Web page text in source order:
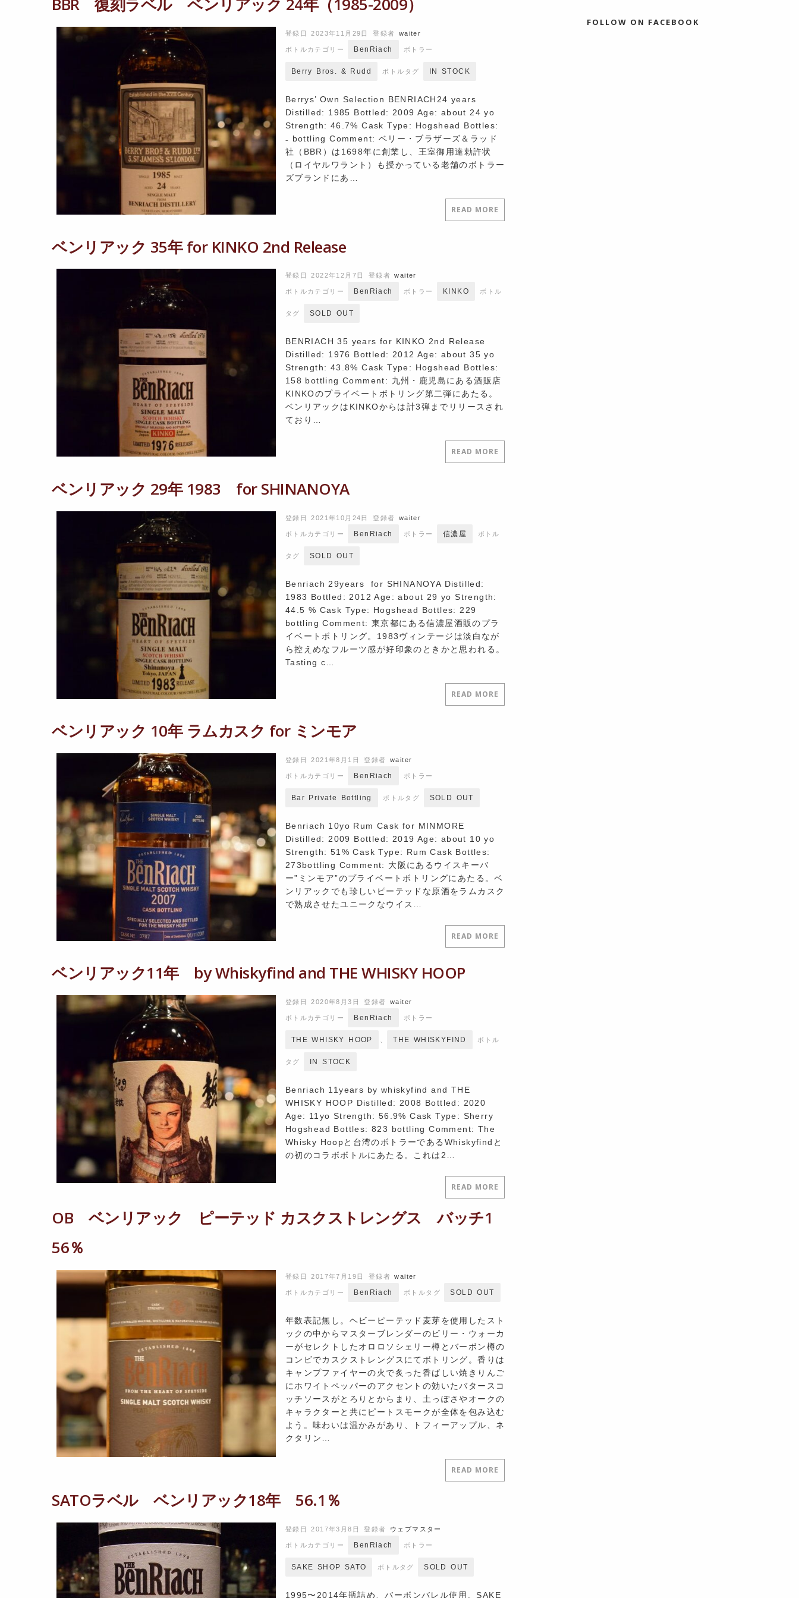
BBR 復刻ラベル ベンリアック 24年（1985-2009）
登録日 2023年11月29日 登録者 waiter
ボトルカテゴリー BenRiach ボトラー
Berry Bros. & Rudd ボトルタグ IN STOCK
Berrys’ Own Selection BENRIACH24 years
Distilled: 1985 Bottled: 2009 Age: about 24 yo
Strength: 46.7% Cask Type: Hogshead Bottles:
₋ bottling Comment: ベリー・ブラザーズ＆ラッド
社（BBR）は1698年に創業し、王室御用達勅許状
（ロイヤルワラント）も授かっている老舗のボトラー
ズブランドにあ…
READ MORE
ベンリアック 35年 for KINKO 2nd Release
登録日 2022年12月7日 登録者waiter
ボトルカテゴリー BenRiach ボトラー KINKO ボトル
タグ SOLD OUT
BENRIACH 35 years for KINKO 2nd Release
Distilled: 1976 Bottled: 2012 Age: about 35 yo
Strength: 43.8% Cask Type: Hogshead Bottles:
158 bottling Comment: 九州・鹿児島にある酒販店
KINKOのプライベートボトリング第二弾にあたる。
ベンリアックはKINKOからは計3弾までリリースされ
ており…
READ MORE
ベンリアック 29年 1983 for SHINANOYA
登録日 2021年10月24日 登録者 waiter
ボトルカテゴリー BenRiach ボトラー 信濃屋 ボトル
タグ SOLD OUT
Benriach 29years for SHINANOYA Distilled:
1983 Bottled: 2012 Age: about 29 yo Strength:
44.5 % Cask Type: Hogshead Bottles: 229
bottling Comment: 東京都にある信濃屋酒販のプラ
イベートボトリング。1983ヴィンテージは淡白なが
ら控えめなフルーツ感が好印象のときかと思われる。
Tasting c…
READ MORE
ベンリアック 10年 ラムカスク for ミンモア
登録日 2021年8月1日 登録者 waiter
ボトルカテゴリー BenRiach ボトラー
Bar Private Bottling ボトルタグ SOLD OUT
Benriach 10yo Rum Cask for MINMORE
Distilled: 2009 Bottled: 2019 Age: about 10 yo
Strength: 51% Cask Type: Rum Cask Bottles:
273bottling Comment: 大阪にあるウイスキーバ
ー”ミンモア”のプライベートボトリングにあたる。ベ
ンリアックでも珍しいピーテッドな原酒をラムカスク
で熟成させたユニークなウイス…
READ MORE
ベンリアック11年 by Whiskyfind and THE WHISKY HOOP
登録日 2020年8月3日 登録者 waiter
ボトルカテゴリー BenRiach ボトラー
THE WHISKY HOOP THE WHISKYFIND ボトル
タグ IN STOCK
Benriach 11years by whiskyfind and THE
WHISKY HOOP Distilled: 2008 Bottled: 2020
Age: 11yo Strength: 56.9% Cask Type: Sherry
Hogshead Bottles: 823 bottling Comment: The
Whisky Hoopと台湾のボトラーであるWhiskyfindと
の初のコラボボトルにあたる。これは2…
READ MORE
OB ベンリアック ピーテッド カスクストレングス バッチ1
56％
登録日 2017年7月19日 登録者waiter
ボトルカテゴリー BenRiach ボトルタグ SOLD OUT
年数表記無し。ヘビーピーテッド麦芽を使用したスト
ックの中からマスターブレンダーのビリー・ウォーカ
ーがセレクトしたオロロソシェリー樽とバーボン樽の
コンビでカスクストレングスにてボトリング。香りは
キャンプファイヤーの火で炙った香ばしい焼きりんご
にホワイトペッパーのアクセントの効いたバタースコ
ッチソースがとろりとからまり、土っぽさやオークの
キャラクターと共にピートスモークが全体を包み込む
よう。味わいは温かみがあり、トフィーアップル、ネ
クタリン…
READ MORE
SATOラベル ベンリアック18年 56.1％
登録日 2017年3月8日 登録者 ウェブマスター
ボトルカテゴリー BenRiach ボトラー
SAKE SHOP SATO ボトルタグ SOLD OUT
1995〜2014年瓶詰め、バーボンバレル使用。SAKE
FOLLOW ON FACEBOOK